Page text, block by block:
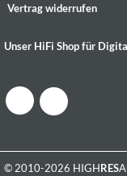
Vertrag widerrufen
Unser HiFi Shop für
© 2010-2026 HIGHRES